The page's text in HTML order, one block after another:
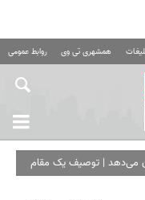
همشهری تی وی روابط عمومی
می‌دهد | توصیف یک مقام